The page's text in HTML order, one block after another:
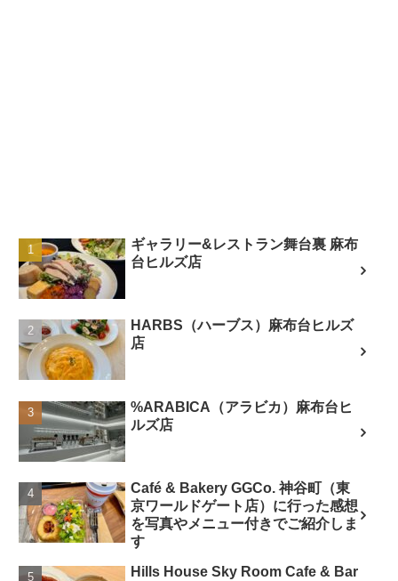
ギャラリー&レストラン舞台裏 麻布
台ヒルズ店
HARBS（ハーブス）麻布台ヒルズ
店
%ARABICA（アラビカ）麻布台ヒ
ルズ店
Café & Bakery GGCo. 神谷町（東
京ワールドゲート店）に行った感想
を写真やメニュー付きでご紹介しま
す
Hills House Sky Room Cafe & Bar